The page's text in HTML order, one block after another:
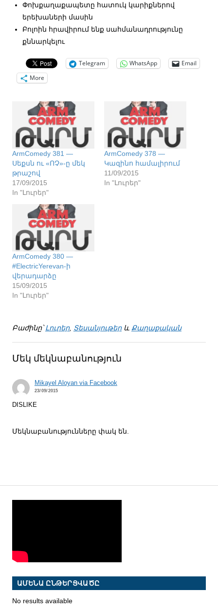
Փոխքաղաքապետը հատուկ կարիքներով
երեխաների մասին
Բոլոին հրավիրում ենք սահմանադրությունը
քննարկելու
Telegram WhatsApp
Email
More
ArmComedy 381 —
Սեքսն ու «ՈՉ»-ը մեկ
թրաշով
17/09/2015
In "Լուրեր"
ArmComedy 378 —
Կազինո համալիրում
11/09/2015
In "Լուրեր"
ArmComedy 380 —
#ElectricYerevan-ի
վերադարձը
15/09/2015
In "Լուրեր"
Բաժինը՝Լուրեր, Տեսանյութերև Քաղաքական
Մեկ մեկնաբանություն
Mikayel Aloyan via Facebook
23/09/2015
DISLIKE
Մեկնաբանությունները փակ են.
ԱՄԵՆԱ ԸՆԹԵՐՑՎԱԾԸ
No results available